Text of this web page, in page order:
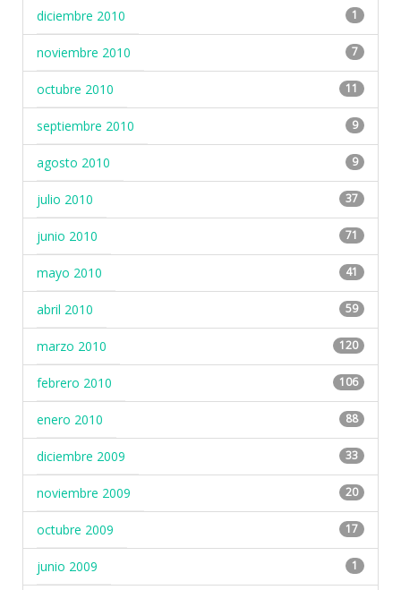
diciembre 2010 1
noviembre 2010 7
octubre 2010 11
septiembre 2010 9
agosto 2010 9
julio 2010 37
junio 2010 71
mayo 2010 41
abril 2010 59
marzo 2010 120
febrero 2010 106
enero 2010 88
diciembre 2009 33
noviembre 2009 20
octubre 2009 17
junio 2009 1